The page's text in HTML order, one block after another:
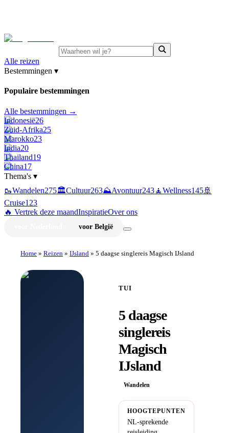
Alle reizen
Bestemmingen ▾
Populaire bestemmingen
Alle bestemmingen →
Indonesië26
Zuid-Afrika25
Marokko23
India20
Thailand19
China17
Thema's ▾
🥾Wandelen275🏛️Cultuur263⛰️Avontuur243🧘Wellness145🚢
Cruise123
🔥 Vertrek deze maandInspiratieOver ons
voor België
Home » Reizen » IJsland » 5 daagse singlereis Magisch IJsland
TUI
5 daagse
singlereis
Magisch
IJsland
Wandelen
HOOGTEPUNTEN
NL-sprekende